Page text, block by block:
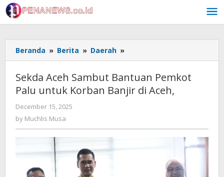
Skip
to
content
Beranda » Berita » Daerah »
Aceh
Bantuan
Pemkot
Sekda Aceh Sambut Bantuan Pemkot
Palu untuk Korban Banjir di Aceh,
December 15, 2025
by Muchlis Musa